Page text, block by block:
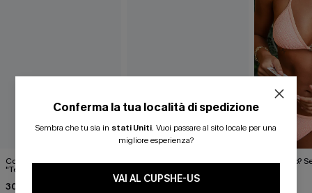
Completo bikini blu
"Tempismo perfetto"
30,00 €
Set bikini romantico con Hai capito?
Conferma la tua località di spedizione
Sembra che tu sia in stati Uniti. Vuoi passare al sito locale per una
migliore esperienza?
VAI AL CUPSHE-US